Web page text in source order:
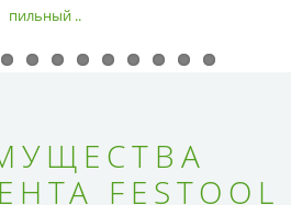
пильный ..
FESTOOL